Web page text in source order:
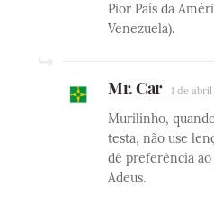
Pior País da
Venezuela).
Mr. Car 1 de abril
Murilinho,
testa, não use
dê preferência
Adeus.